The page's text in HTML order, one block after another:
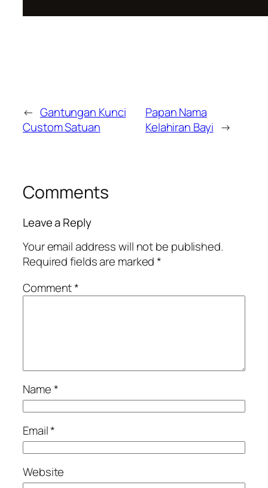
← Gantungan Kunci
Custom Satuan
Papan Nama
Kelahiran Bayi →
Comments
Leave a Reply
Your email address will not be published.
Required fields are marked*
Comment*
Name*
Email*
Website